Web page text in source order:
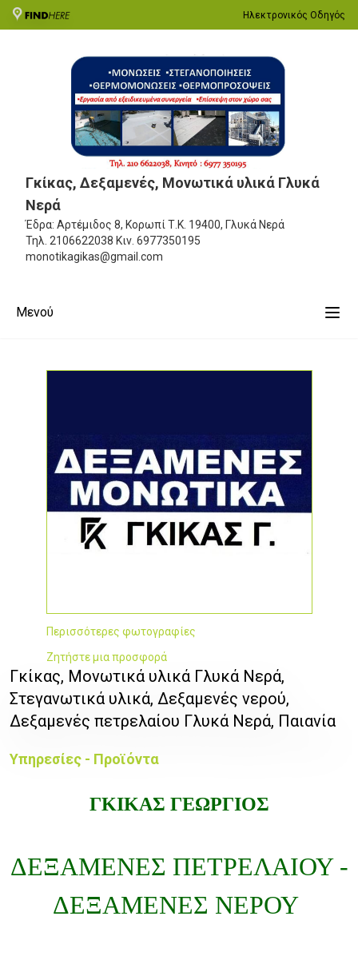
Ηλεκτρονικός Οδηγός
Γκίκας, Δεξαμενές, Μονωτικά υλικά Γλυκά
Νερά
Έδρα: Αρτέμιδος 8, Κορωπί Τ.Κ. 19400, Γλυκά Νερά
Τηλ. 2106622038 Κιν. 6977350195
monotikagikas@gmail.com
Μενού
Περισσότερες φωτογραφίες
Ζητήστε μια προσφορά
Γκίκας, Μονωτικά υλικά Γλυκά Νερά,
Στεγανωτικά υλικά, Δεξαμενές νερού,
Δεξαμενές πετρελαίου Γλυκά Νερά, Παιανία
Υπηρεσίες - Προϊόντα
ΓΚΙΚΑΣ ΓΕΩΡΓΙΟΣ
ΔΕΞΑΜΕΝΕΣ ΠΕΤΡΕΛΑΙΟΥ -
ΔΕΞΑΜΕΝΕΣ ΝΕΡΟΥ